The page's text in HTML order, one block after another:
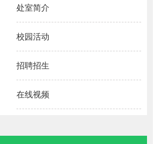
处室简介
校园活动
招聘招生
在线视频